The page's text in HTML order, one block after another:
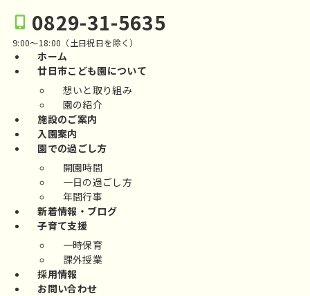
0829-31-5635
9:00～18:00（土日祝日を除く）
ホーム
廿日市こども園について
想いと取り組み
園の紹介
施設のご案内
入園案内
園での過ごし方
開園時間
一日の過ごし方
年間行事
新着情報・ブログ
子育て支援
一時保育
課外授業
採用情報
お問い合わせ